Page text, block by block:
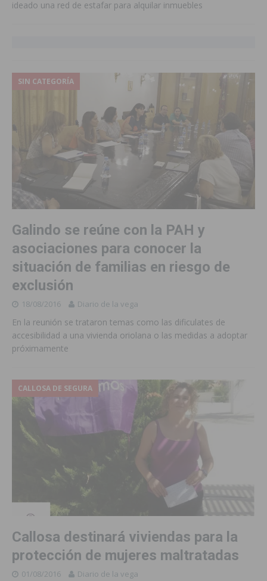
ideado una red de estafar para alquilar inmuebles
SIN CATEGORÍA
Galindo se reúne con la PAH y
asociaciones para conocer la
situación de familias en riesgo de
exclusión
18/08/2016 Diario de la vega
En la reunión se trataron temas como las dificulates de
accesibilidad a una vivienda oriolana o las medidas a adoptar
próximamente
CALLOSA DE SEGURA
Callosa destinará viviendas para la
protección de mujeres maltratadas
01/08/2016 Diario de la vega